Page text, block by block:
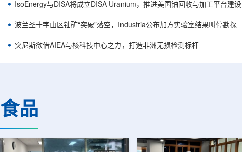
IsoEnergy与DISA将成立DISA Uranium，推进美国铀回收与加工平台建设
波兰圣十字山区铀矿“突破”落空，Industria公布加方实验室结果叫停勘探
突尼斯欲借AIEA与核科技中心之力，打造非洲无损检测标杆
食品